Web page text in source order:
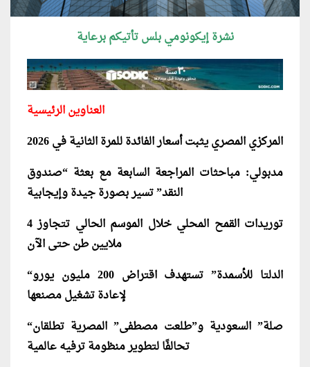
نشرة إيكونومي بلس تأتيكم برعاية
العناوين الرئيسية
المركزي المصري يثبت أسعار الفائدة للمرة الثانية في 2026
مدبولي: مباحثات المراجعة السابعة مع بعثة “صندوق
النقد” تسير بصورة جيدة وإيجابية
توريدات القمح المحلي خلال الموسم الحالي تتجاوز 4
ملايين طن حتى الآن
“الدلتا للأسمدة” تستهدف اقتراض 200 مليون يورو
لإعادة تشغيل مصنعها
“صلة” السعودية و”طلعت مصطفى” المصرية تطلقان
تحالفًا لتطوير منظومة ترفيه عالمية